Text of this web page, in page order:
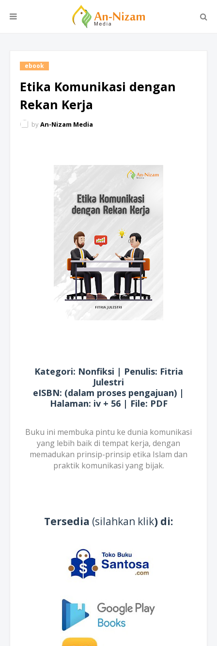
ebook
Etika Komunikasi dengan
Rekan Kerja
byAn-Nizam Media
Kategori: Nonfiksi | Penulis: Fitria
Julestri
eISBN: (dalam proses pengajuan) |
Halaman: iv + 56 | File: PDF
Buku ini membuka pintu ke dunia komunikasi
yang lebih baik di tempat kerja, dengan
memadukan prinsip-prinsip etika Islam dan
praktik komunikasi yang bijak.
Tersedia (silahkan klik) di: